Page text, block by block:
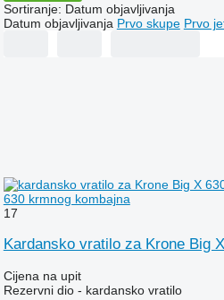
Sortiranje: Datum objavljivanja
Datum objavljivanja Prvo skupe Prvo
630 krmnog kombajna
17
Kardansko vratilo za Krone Big
Cijena na upit
Rezervni dio - kardansko vratilo